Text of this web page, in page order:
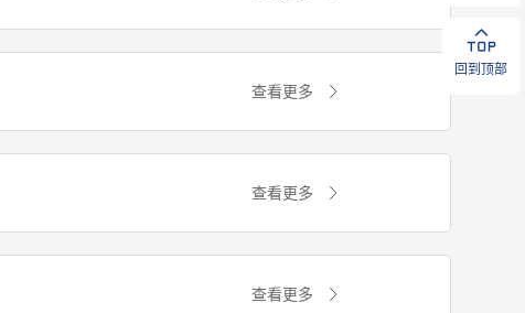
回到顶部
查看更多
查看更多
查看更多